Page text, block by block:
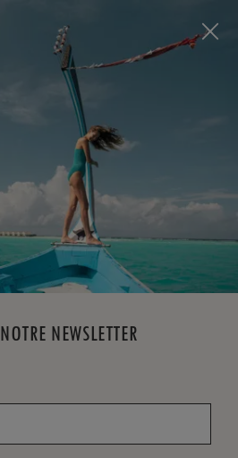
to enhance your experience
easier and more comfortable.
RÉSERVEZ MAINTENANT
ANNULATION GRATUITE
NEWSLETTER